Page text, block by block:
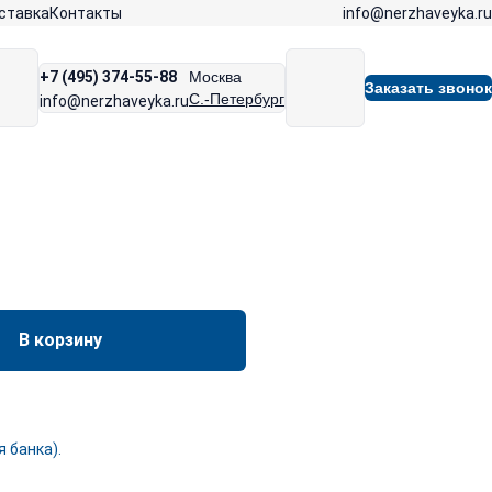
Контакты info@nerzhaveyka.ru
+7 (495) 374-55-88
info@nerzhaveyka.ru
Москва
С.-Петербург
Заказать звонок
В корзину
банка).